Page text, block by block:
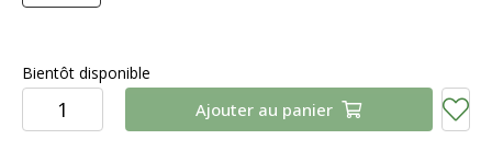
Bientôt disponible
Ajouter au panier